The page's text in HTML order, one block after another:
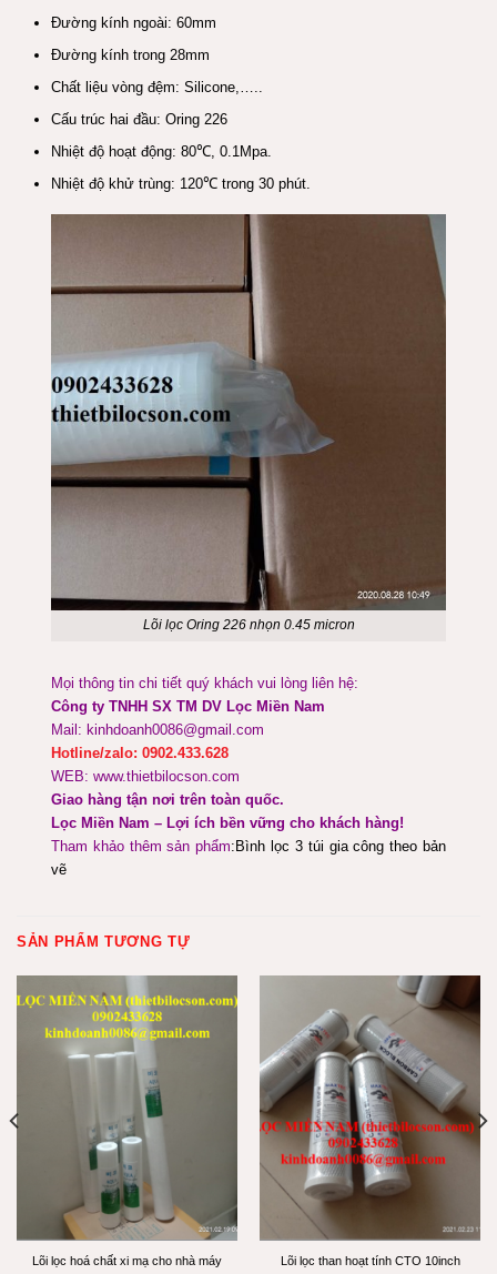
Đường kính ngoài: 60mm
Đường kính trong 28mm
Chất liệu vòng đệm: Silicone,…..
Cấu trúc hai đầu: Oring 226
Nhiệt độ hoạt động: 80℃, 0.1Mpa.
Nhiệt độ khử trùng: 120℃ trong 30 phút.
Lõi lọc Oring 226 nhọn 0.45 micron
Mọi thông tin chi tiết quý khách vui lòng liên hệ:
Công ty TNHH SX TM DV Lọc Miền Nam
Mail: kinhdoanh0086@gmail.com
Hotline/zalo: 0902.433.628
WEB: www.thietbilocson.com
Giao hàng tận nơi trên toàn quốc.
Lọc Miền Nam – Lợi ích bền vững cho khách hàng!
Tham khảo thêm sản phẩm: Bình lọc 3 túi gia công theo bản
vẽ
SẢN PHẨM TƯƠNG TỰ
Lõi lọc hoá chất xi mạ cho nhà máy Lõi lọc than hoạt tính CTO 10inch